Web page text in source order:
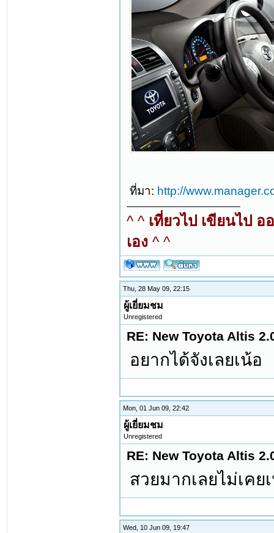
ที่มา: http://
^ ^ เที่ยวไป เขียนไป
เอง ^ ^
Thu, 28 May 09, 22:15
ผู้เยี่ยมชม
Unregistered
RE: New Toyota Altis
อยากได้จังเลยเน้อ
Mon, 01 Jun 09, 22:42
ผู้เยี่ยมชม
Unregistered
RE: New Toyota Altis
สวยมากเลยไม่เค
Wed, 10 Jun 09, 19:47